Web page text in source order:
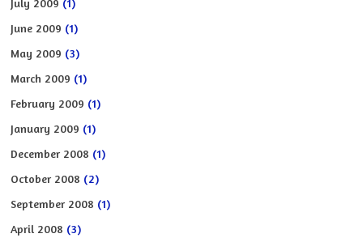
June 2009 (1)
May 2009 (3)
March 2009 (1)
February 2009 (1)
January 2009 (1)
December 2008 (1)
October 2008 (2)
September 2008 (1)
April 2008 (3)